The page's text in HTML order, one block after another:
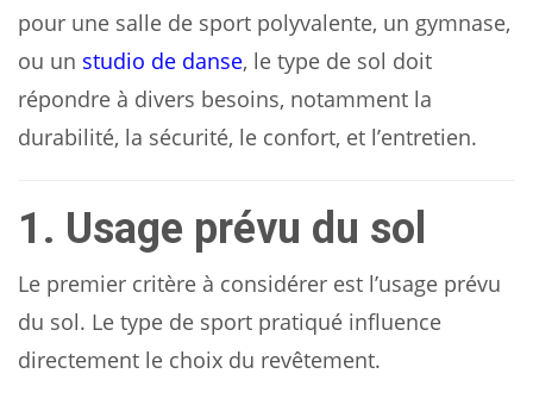
pour une salle de sport polyvalente, un gymnase,
ou un studio de danse, le type de sol doit
répondre à divers besoins, notamment la
durabilité, la sécurité, le confort, et l’entretien.
1. Usage prévu du sol
Le premier critère à considérer est l’usage prévu
du sol. Le type de sport pratiqué influence
directement le choix du revêtement.